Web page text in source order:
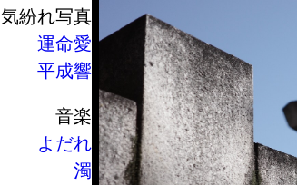
気紛れ写真
運命愛
平成響
音楽
よだれ
濁